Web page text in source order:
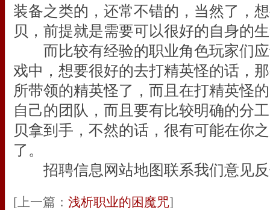
装备之类的，还常不错的，当然了，
贝，前提就是需要可以很好的自身的
而比较有经验的职业角色玩家们应
戏中，想要很好的去打精英怪的话，
所带领的精英怪了，而且在打精英怪
自己的团队，而且要有比较明确的分
贝拿到手，不然的话，很有可能在你
了。
招聘信息网站地图联系我们意见
[上一篇： 浅析职业的困魔咒]